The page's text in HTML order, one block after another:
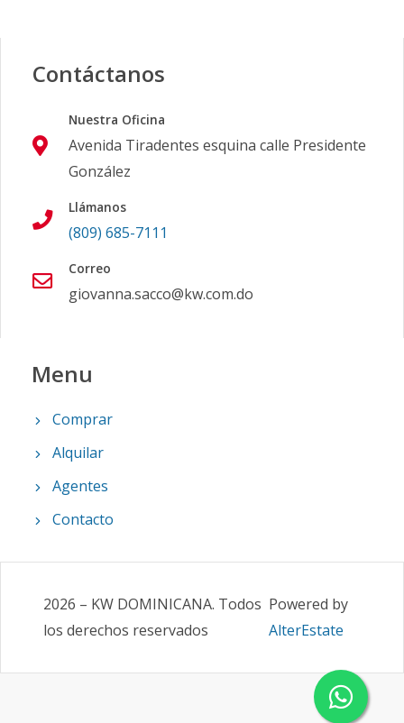
Contáctanos
Nuestra Oficina
Avenida Tiradentes esquina calle Presidente
González
Llámanos
(809) 685-7111
Correo
giovanna.sacco@kw.com.do
Menu
Comprar
Alquilar
Agentes
Contacto
2026 – KW DOMINICANA. Todos
los derechos reservados
Powered by
AlterEstate